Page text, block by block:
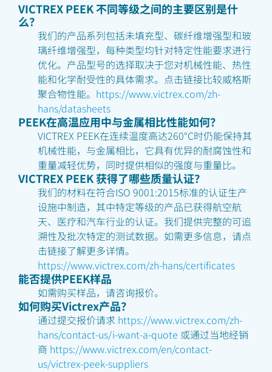
VICTREX PEEK 不同等级之间的主要区别是什
么？
我们的产品系列包括未填充型、碳纤维增强型和玻
璃纤维增强型，每种类型均针对特定性能要求进行
优化。产品型号的选择取决于您对机械性能、热性
能和化学耐受性的具体需求。点击链接比较威格斯
聚合物性能。 https://www.victrex.com/zh-
hans/datasheets
PEEK在高温应用中与金属相比性能如何？
VICTREX PEEK在连续温度高达260°C时仍能保持其
机械性能，与金属相比，它具有优异的耐腐蚀性和
重量减轻优势，同时提供相似的强度与重量比。
VICTREX PEEK 获得了哪些质量认证？
我们的材料在符合ISO 9001:2015标准的认证生产
设施中制造，其中特定等级的产品已获得航空航
天、医疗和汽车行业的认证。我们提供完整的可追
溯性及批次特定的测试数据。如需更多信息，请点
击链接了解更多详情。
https://www.victrex.com/zh-hans/certificates
能否提供PEEK样品
如需购买样品，请咨询报价。
如何购买Victrex产品？
通过提交报价请求 https://www.victrex.com/zh-
hans/contact-us/i-want-a-quote 或通过当地经销
商 https://www.victrex.com/en/contact-
us/victrex-peek-suppliers